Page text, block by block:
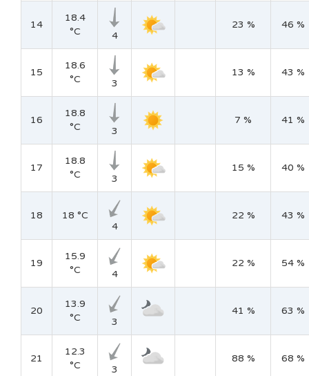
14
18.4
°C
4
23 % 46 %
15
18.6
°C
3
13 % 43 %
16
18.8
°C
3
7 % 41 %
17
18.8
°C
3
15 % 40 %
18
18 °C
4
22 % 43 %
19
15.9
°C
4
22 % 54 %
20
13.9
°C
3
41 % 63 %
21
12.3
°C
3
88 % 68 %